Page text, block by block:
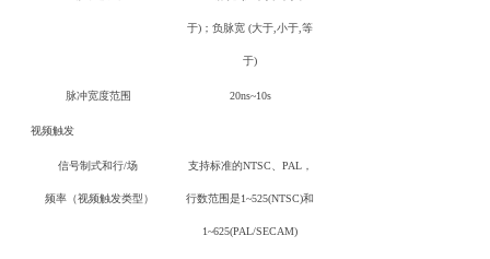
于)；负脉宽 (大于,小于,等
于)
脉冲宽度范围 20ns~10s
视频触发
信号制式和行/场
频率（视频触发类型）
支持标准的NTSC、PAL，
行数范围是1~525(NTSC)和
1~625(PAL/SECAM)